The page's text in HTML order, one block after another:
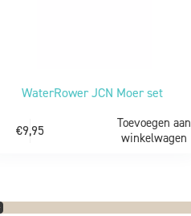
WaterRower JCN Moer set
€9,95
Toevoegen aan
winkelwagen